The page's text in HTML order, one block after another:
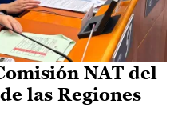
NAT del
las Regiones